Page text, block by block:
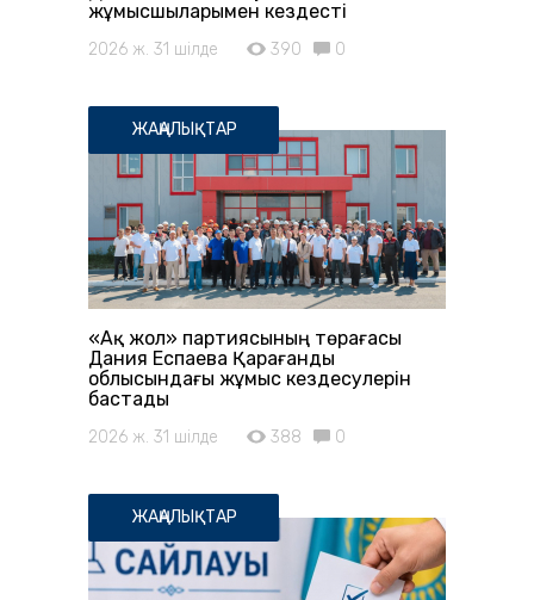
жұмысшыларымен кездесті
2026 ж. 31 шілде 390 0
ЖАҢАЛЫҚТАР
«Ақ жол» партиясының төрағасы
Дания Еспаева Қарағанды
облысындағы жұмыс кездесулерін
бастады
2026 ж. 31 шілде 388 0
ЖАҢАЛЫҚТАР